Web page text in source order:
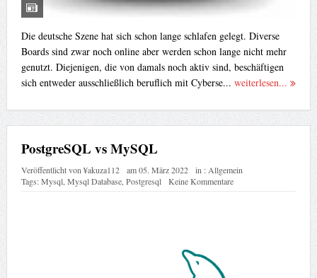
Die deutsche Szene hat sich schon lange schlafen gelegt. Diverse
Boards sind zwar noch online aber werden schon lange nicht mehr
genutzt. Diejenigen, die von damals noch aktiv sind, beschäftigen
sich entweder ausschließlich beruflich mit Cyberse... weiterlesen...
PostgreSQL vs MySQL
Veröffentlicht von¥akuza112 am05. März 2022 in : Allgemein
Tags:Mysql, Mysql Database, Postgresql Keine Kommentare